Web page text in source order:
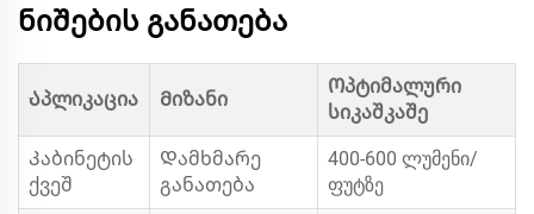
ნიშების განათება
Აპლიკაცია Მიზანი
Ოპტიმალური
სიკაშკაშე
Კაბინეტის
ქვეშ
Დამხმარე
განათება
400-600 ლუმენი/
ფუტზე